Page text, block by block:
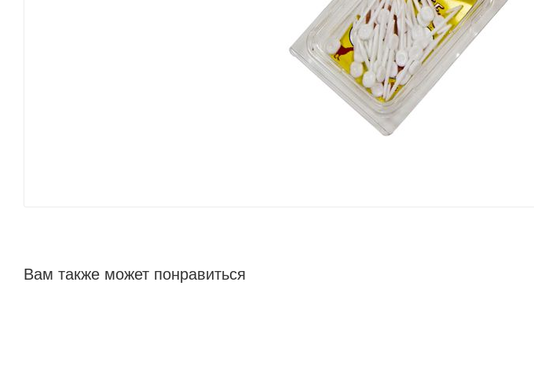
Вам также может понравиться